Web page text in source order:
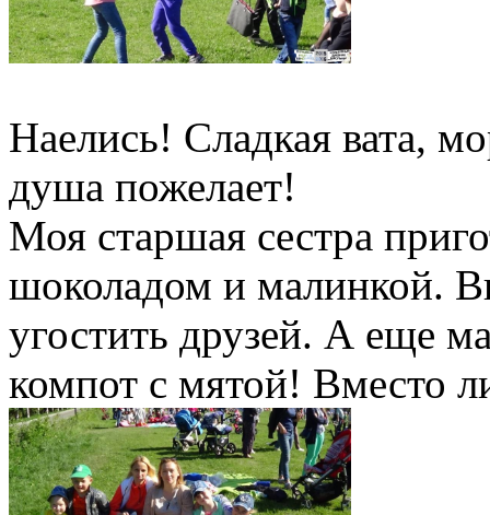
Наелись! Сладкая вата,
душа пожелает!
Моя старшая сестра
шоколадом и малинкой.
угостить друзей. А еще
компот с мятой! Вместо